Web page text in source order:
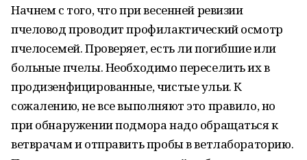
Начнем с того, что при весенней ревизии
пчеловод проводит профилактический осмотр
пчелосемей. Проверяет, есть ли погибшие или
больные пчелы. Необходимо переселить их в
продизенфицированные, чистые ульи. К
сожалению, не все выполняют это правило, но
при обнаружении подмора надо обращаться к
ветврачам и отправить пробы в ветлабораторию.